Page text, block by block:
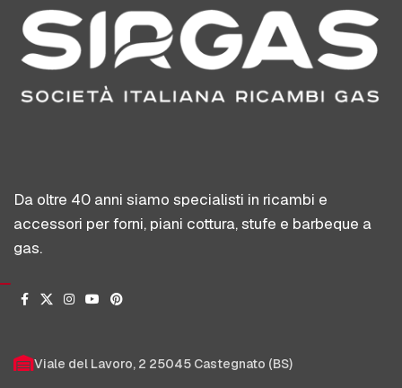
Da oltre 40 anni siamo specialisti in ricambi e
accessori per forni, piani cottura, stufe e barbeque a
gas.
Viale del Lavoro, 2 25045 Castegnato (BS)